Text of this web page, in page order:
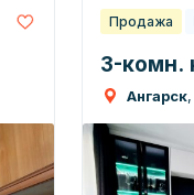
Продажа
3-комн.
Ангарск,